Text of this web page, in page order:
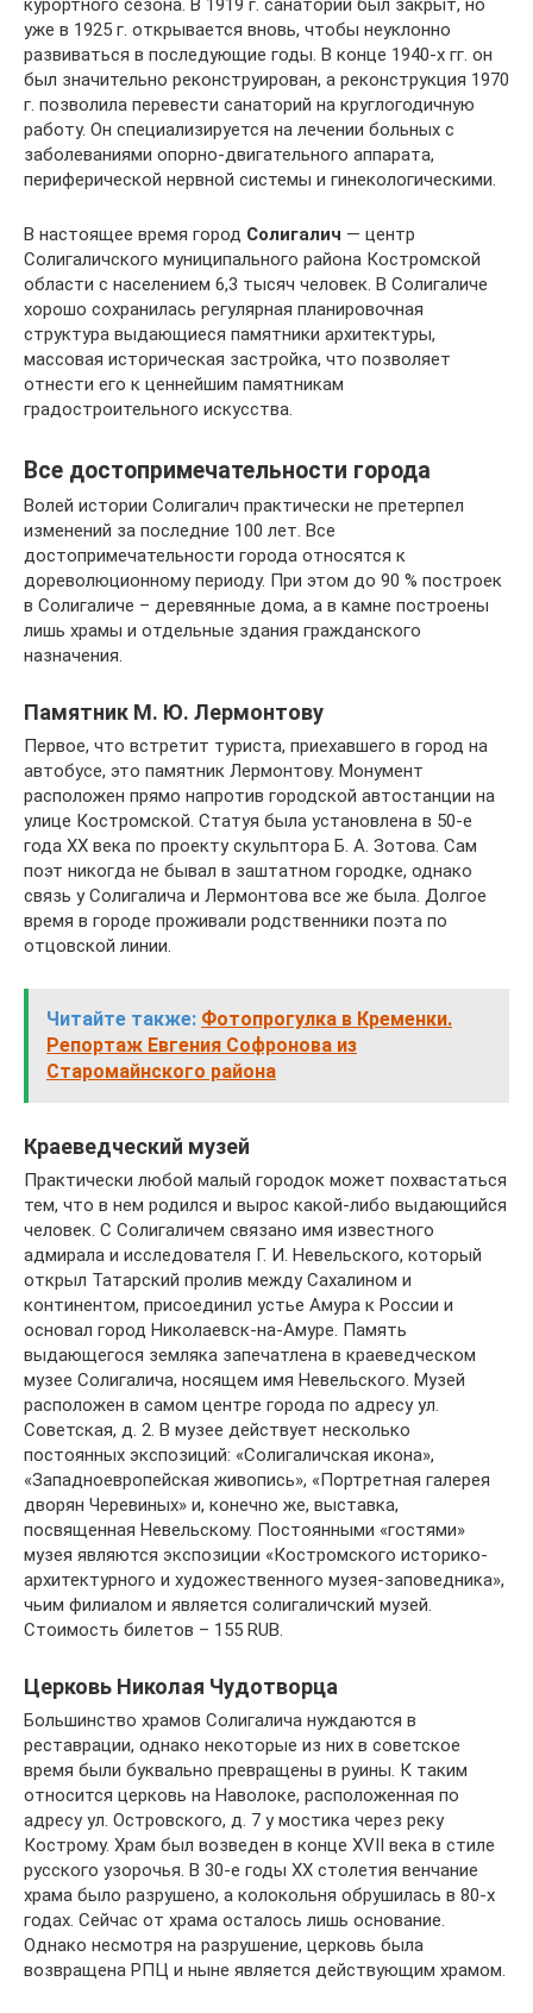
курортного сезона. В 1919 г. санаторий был закрыт, но
уже в 1925 г. открывается вновь, чтобы неуклонно
развиваться в последующие годы. В конце 1940-х гг. он
был значительно реконструирован, а реконструкция 1970
г. позволила перевести санаторий на круглогодичную
работу. Он специализируется на лечении больных с
заболеваниями опорно-двигательного аппарата,
периферической нервной системы и гинекологическими.
В настоящее время город Солигалич — центр
Солигаличского муниципального района Костромской
области с населением 6,3 тысяч человек. В Солигаличе
хорошо сохранилась регулярная планировочная
структура выдающиеся памятники архитектуры,
массовая историческая застройка, что позволяет
отнести его к ценнейшим памятникам
градостроительного искусства.
Все достопримечательности города
Волей истории Солигалич практически не претерпел
изменений за последние 100 лет. Все
достопримечательности города относятся к
дореволюционному периоду. При этом до 90 % построек
в Солигаличе – деревянные дома, а в камне построены
лишь храмы и отдельные здания гражданского
назначения.
Памятник М. Ю. Лермонтову
Первое, что встретит туриста, приехавшего в город на
автобусе, это памятник Лермонтову. Монумент
расположен прямо напротив городской автостанции на
улице Костромской. Статуя была установлена в 50-е
года XX века по проекту скульптора Б. А. Зотова. Сам
поэт никогда не бывал в заштатном городке, однако
связь у Солигалича и Лермонтова все же была. Долгое
время в городе проживали родственники поэта по
отцовской линии.
Читайте также: Фотопрогулка в Кременки.
Репортаж Евгения Софронова из
Старомайнского района
Краеведческий музей
Практически любой малый городок может похвастаться
тем, что в нем родился и вырос какой-либо выдающийся
человек. С Солигаличем связано имя известного
адмирала и исследователя Г. И. Невельского, который
открыл Татарский пролив между Сахалином и
континентом, присоединил устье Амура к России и
основал город Николаевск-на-Амуре. Память
выдающегося земляка запечатлена в краеведческом
музее Солигалича, носящем имя Невельского. Музей
расположен в самом центре города по адресу ул.
Советская, д. 2. В музее действует несколько
постоянных экспозиций: «Солигаличская икона»,
«Западноевропейская живопись», «Портретная галерея
дворян Черевиных» и, конечно же, выставка,
посвященная Невельскому. Постоянными «гостями»
музея являются экспозиции «Костромского историко-
архитектурного и художественного музея-заповедника»,
чьим филиалом и является солигаличский музей.
Стоимость билетов – 155 RUB.
Церковь Николая Чудотворца
Большинство храмов Солигалича нуждаются в
реставрации, однако некоторые из них в советское
время были буквально превращены в руины. К таким
относится церковь на Наволоке, расположенная по
адресу ул. Островского, д. 7 у мостика через реку
Кострому. Храм был возведен в конце XVII века в стиле
русского узорочья. В 30-е годы XX столетия венчание
храма было разрушено, а колокольня обрушилась в 80-х
годах. Сейчас от храма осталось лишь основание.
Однако несмотря на разрушение, церковь была
возвращена РПЦ и ныне является действующим храмом.